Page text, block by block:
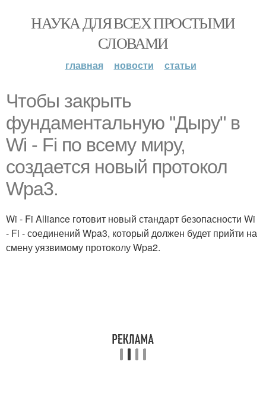
НАУКА ДЛЯ ВСЕХ ПРОСТЫМИ
СЛОВАМИ
главная новости статьи
Чтобы закрыть
фундаментальную "Дыру" в
Wi - Fi по всему миру,
создается новый протокол
Wpa3.
Wi - Fi Alliance готовит новый стандарт безопасности Wi
- Fi - соединений Wpa3, который должен будет прийти на
смену уязвимому протоколу Wpa2.